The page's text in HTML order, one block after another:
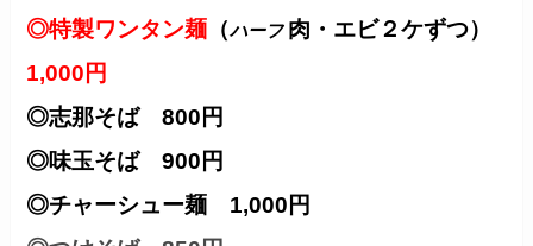
◎特製ワンタン麺 （ハーフ 肉・エビ２ケずつ）
1,000円
◎志那そば 800円
◎味玉そば 900円
◎チャーシュー麺 1,000円